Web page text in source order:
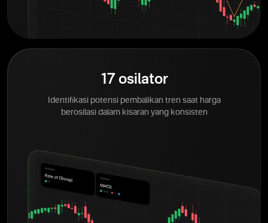
17 osilator
Identifikasi potensi pembalikan tren saat harga
berosilasi dalam kisaran yang konsisten